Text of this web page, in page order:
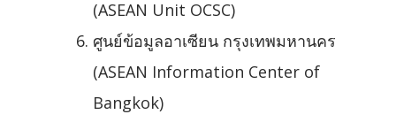
(ASEAN Unit OCSC)
ศูนย์ข้อมูลอาเซียน กรุงเทพมหานคร
(ASEAN Information Center of
Bangkok)